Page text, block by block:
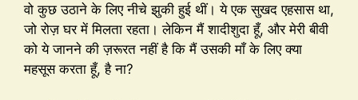
वो कुछ उठाने के लिए नीचे झुकी हुई थीं। ये एक सुखद एहसास था,
जो रोज़ घर में मिलता रहता। लेकिन मैं शादीशुदा हूँ, और मेरी बीवी
को ये जानने की ज़रूरत नहीं है कि मैं उसकी माँ के लिए क्या
महसूस करता हूँ, है ना?